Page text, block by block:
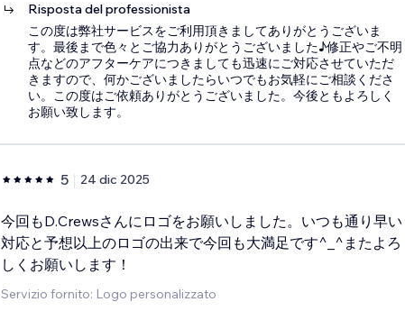
Risposta del professionista
この度は弊社サービスをご利用頂きましてありがとうございま
す。最後まで色々とご協力ありがとうございました♪修正やご不明
点などのアフターケアにつきましても迅速にご対応させていただ
きますので、何かございましたらいつでもお気軽にご相談くださ
い。この度はご依頼ありがとうございました。今後ともよろしく
お願い致します。
5 24 dic 2025
今回もD.Crewsさんにロゴをお願いしました。いつも通り早い
対応と予想以上のロゴの出来で今回も大満足です^_^またよろ
しくお願いします！
Servizio fornito: Logo personalizzato